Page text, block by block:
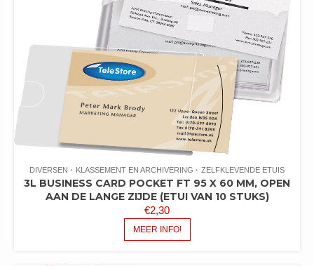
DIVERSEN KLASSEMENT EN ARCHIVERING ZELFKLEVENDE ETUIS
3L BUSINESS CARD POCKET FT 95 X 60 MM, OPEN
AAN DE LANGE ZIJDE (ETUI VAN 10 STUKS)
€2,30
MEER INFO!